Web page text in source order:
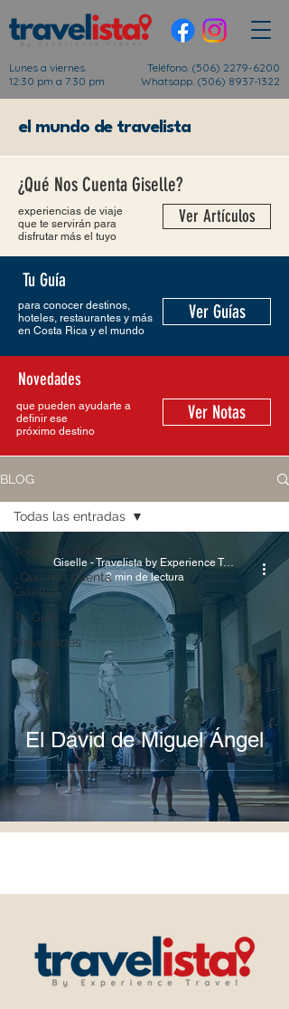
Lunes a viernes
12:30 pm a 7:30 pm
Teléfono. (506) 2279-6200
Whatsapp. (506) 8937-1322
el mundo de travelista
¿Qué Nos Cuenta Giselle?
experiencias de viaje
que te servirán para
disfrutar más el tuyo
Ver Artículos
Tu Guía
para conocer destinos,
hoteles, restaurantes y más
en Costa Rica y el mundo
Ver Guías
Novedades
que pueden ayudarte a
definir ese
próximo destino
Ver Notas
BLOG
Todas las entradas
¿Qué nos cuenta
Giselle?
Tu Guía
Novedades
Todas las entradas
El David de Miguel Ángel
Giselle - Travelista by Experience Travel
3 min de lectura